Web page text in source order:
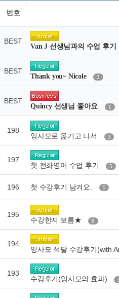
번호
BEST
Van J 선생님과의 수업 후기
BEST
Thank you~ Nicole 2
BEST
Quincy 선생님 좋아요 1
198
잉사모로 옮기고 나서 3
197
첫 전화영어 수업 후기 5
196 첫 수강후기 남겨요. 5
195
수강한지 보름★ 8
194
잉사모 석달 수강후기(with
193
수강후기(잉사모의 효과)